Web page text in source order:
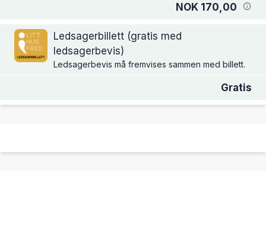
NOK 170,00
Ledsagerbillett (gratis med
ledsagerbevis)
Ledsagerbevis må fremvises sammen med billett.
Gratis